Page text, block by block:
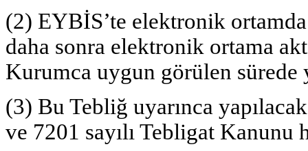
(2) EYBİS’te elektronik
daha sonra elektronik ortama
Kurumca uygun görülen sürede
(3) Bu Tebliğ uyarınca
ve 7201 sayılı Tebligat Kanunu